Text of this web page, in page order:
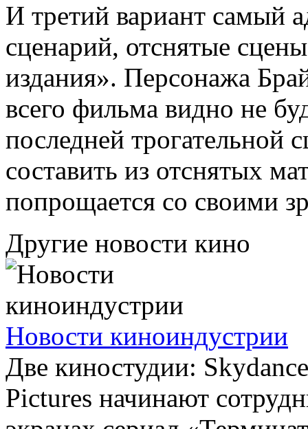
И третий вариант самый
сценарий, отснятые
издания». Персонажа
всего фильма видно не
последней трогательной
составить из отснятых
попрощается со своими
Другие новости кино
Новости киноиндустрии
Две киностудии:
Pictures начинают